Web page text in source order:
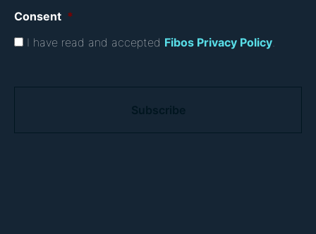
Consent *
I have read and accepted Fibos Privacy Policy